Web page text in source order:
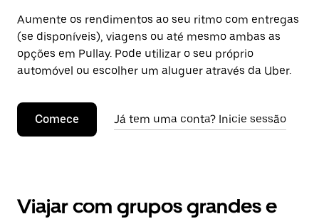
Aumente os rendimentos ao seu ritmo com entregas
(se disponíveis), viagens ou até mesmo ambas as
opções em Pullay. Pode utilizar o seu próprio
automóvel ou escolher um aluguer através da Uber.
Comece Já tem uma conta? Inicie sessão
Viajar com grupos grandes e